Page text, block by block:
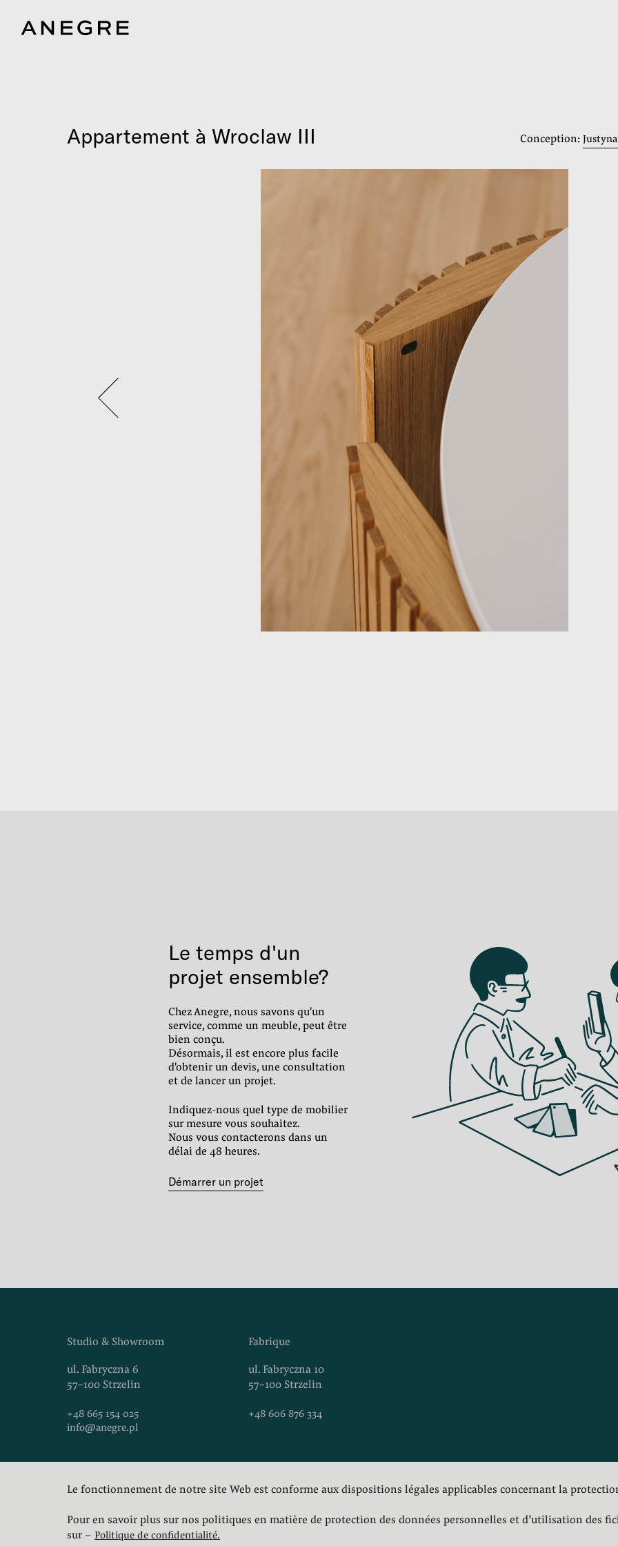
Appartement à Wroclaw III Conception:
Le fonctionnement de notre site Web est conforme aux dispositions légales applicables concernant la
Pour en savoir plus sur nos politiques en matière de protection des données personnelles et d’utilisation des
sur –Politique de confidentialité.
Le temps d'un
projet ensemble?
Chez Anegre, nous savons qu'un
service, comme un meuble, peut être
bien conçu.
Désormais, il est encore plus facile
d'obtenir un devis, une consultation
et de lancer un projet.
Indiquez-nous quel type de mobilier
sur mesure vous souhaitez.
Nous vous contacterons dans un
délai de 48 heures.
Démarrer un projet
Studio & Showroom
ul. Fabryczna 6
57-100 Strzelin
+48 665 154 025
info@anegre.pl
Union Européenne
Fabrique
ul. Fabryczna 10
57-100 Strzelin
+48 606 876 334